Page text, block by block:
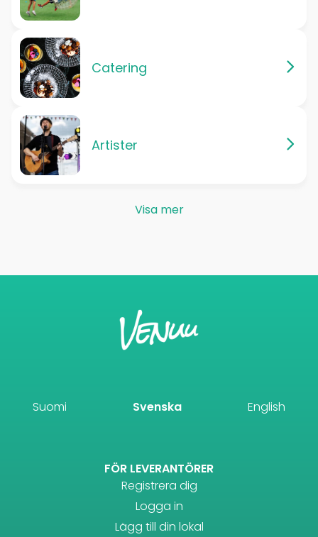
Catering
Artister
Visa mer
Suomi Svenska English
FÖR LEVERANTÖRER
Registrera dig
Logga in
Lägg till din lokal